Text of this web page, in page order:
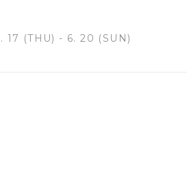
17 (THU) - 6. 20 (SUN)